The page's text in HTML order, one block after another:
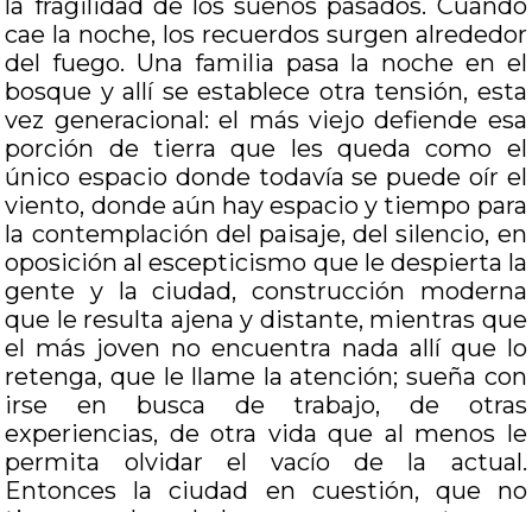
la fragilidad de los sueños pasados. Cuando
cae la noche, los recuerdos surgen alrededor
del fuego. Una familia pasa la noche en el
bosque y allí se establece otra tensión, esta
vez generacional: el más viejo defiende esa
porción de tierra que les queda como el
único espacio donde todavía se puede oír el
viento, donde aún hay espacio y tiempo para
la contemplación del paisaje, del silencio, en
oposición al escepticismo que le despierta la
gente y la ciudad, construcción moderna
que le resulta ajena y distante, mientras que
el más joven no encuentra nada allí que lo
retenga, que le llame la atención; sueña con
irse en busca de trabajo, de otras
experiencias, de otra vida que al menos le
permita olvidar el vacío de la actual.
Entonces la ciudad en cuestión, que no